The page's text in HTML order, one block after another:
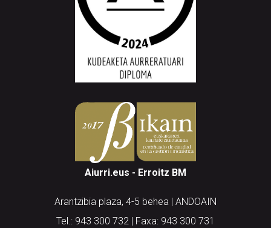
Aiurri.eus - Erroitz BM
Arantzibia plaza, 4-5 behea | ANDOAIN
Tel.: 943 300 732 | Faxa: 943 300 731